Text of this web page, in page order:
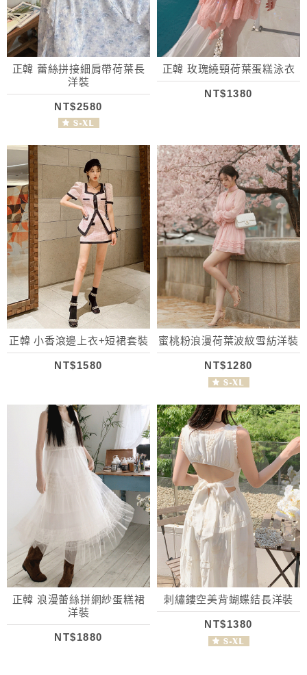
正韓 蕾絲拼接細肩帶荷葉長
洋裝
NT$2580
正韓 玫瑰繞頸荷葉蛋糕泳衣
NT$1380
正韓 小香滾邊上衣+短裙套裝
NT$1580
蜜桃粉浪漫荷葉波紋雪紡洋裝
NT$1280
正韓 浪漫蕾絲拼網紗蛋糕裙
洋裝
NT$1880
刺繡鏤空美背蝴蝶結長洋裝
NT$1380